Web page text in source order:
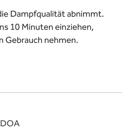
Dampfqualität abnimmt.
10 Minuten einziehen,
Gebrauch nehmen.
DOA